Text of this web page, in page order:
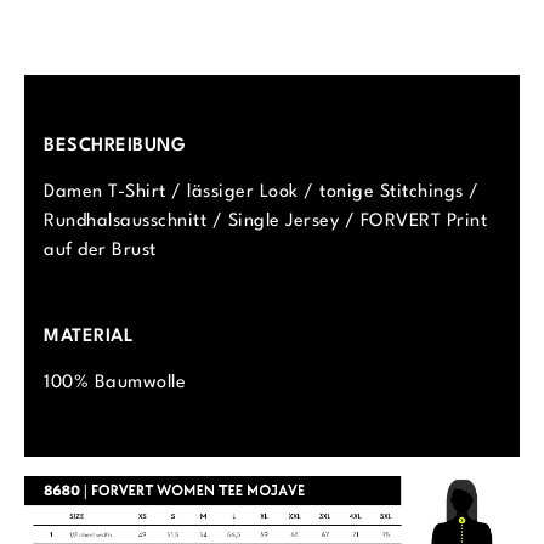
BESCHREIBUNG
Damen T-Shirt / lässiger Look / tonige Stitchings /
Rundhalsausschnitt / Single Jersey / FORVERT Print
auf der Brust
MATERIAL
100% Baumwolle